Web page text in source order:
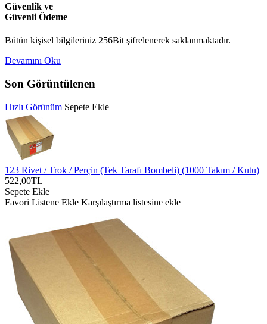
Güvenlik ve
Güvenli Ödeme
Bütün kişisel bilgileriniz 256Bit şifrelenerek saklanmaktadır.
Devamını Oku
Son Görüntülenen
Hızlı Görünüm Sepete Ekle
123 Rivet / Trok / Perçin (Tek Tarafı Bombeli) (1000 Takım / Kutu)
522,00TL
Sepete Ekle
Favori Listene Ekle Karşılaştırma listesine ekle